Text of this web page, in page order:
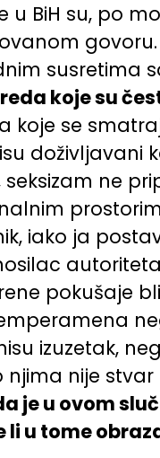
u BiH su, po
susretima
koje su
koje se
doživljavani
seksizam ne
iako ja
pokušaje
izuzetak,
njima nije
je u ovom
li u tome